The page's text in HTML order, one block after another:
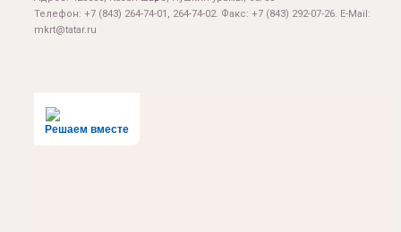
Телефон: +7 (843) 264-74-01, 264-74-02. Факс: +7 (843) 292-07-26. E-Mail:
mkrt@tatar.ru
Решаем вместе